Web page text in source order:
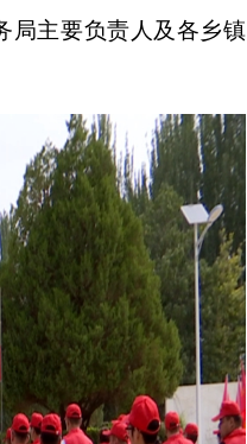
局主要负责人及各乡镇